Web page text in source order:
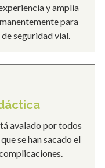
y amplia
para
seguridad vial.
avalado por todos
se han sacado el